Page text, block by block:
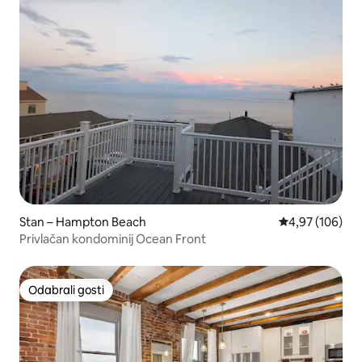
Stan – Hampton Beach Prosječna
4,97 (106)
Privlačan kondominij Ocean Front
Odabrali gosti
Odabrali gosti